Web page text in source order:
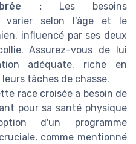
:Les besoins
varier selon l'âge et le
influencé par ses deux
Assurez-vous de lui
adéquate, riche en
tâches de chasse.
race croisée a besoin de
pour sa santé physique
d'un programme
comme mentionné